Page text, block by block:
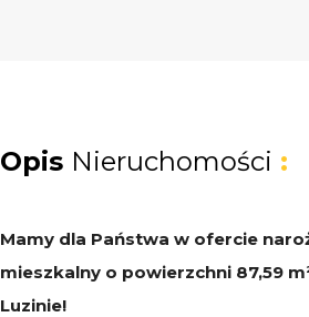
Opis Nieruchomości :
Mamy dla Państwa w ofercie
mieszkalny o powierzchni 87,59
Luzinie!